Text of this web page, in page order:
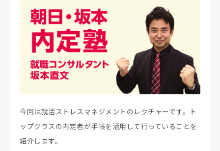
今回は就活ストレスマネジメントのレクチャーです。ト
ップクラスの内定者が手帳を活用して行っていることを
紹介します。